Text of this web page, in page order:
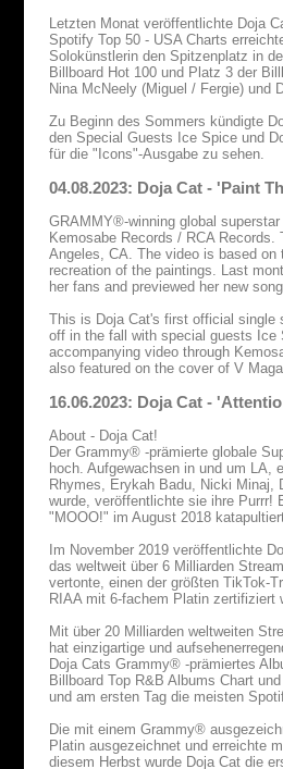
Letzten Monat veröffentlichte Doja
Spotify Top 50 - USA Charts
Solokünstlerin den Spitzenplatz in
Billboard Hot 100 und Platz 3 der
Nina McNeely (Miguel / Fergie) und
Zu Beginn des Sommers kündigte
den Special Guests Ice Spice und
für die "Icons"-Ausgabe zu sehen.
04.08.2023: Doja Cat - 'Paint
GRAMMY®-winning global
Kemosabe Records / RCA
Angeles, CA. The video is based
recreation of the paintings. Last
her fans and previewed her new
This is Doja Cat's first official single
off in the fall with special guests Ice
accompanying video through
also featured on the cover of V
16.06.2023: Doja Cat -
About - Doja Cat!
Der Grammy® -prämierte globale
hoch. Aufgewachsen in und um LA,
Rhymes, Erykah Badu, Nicki Minaj,
wurde, veröffentlichte sie ihre Purrr!
"MOOO!" im August 2018
Im November 2019 veröffentlichte
das weltweit über 6 Milliarden
vertonte, einen der größten TikTok-
RIAA mit 6-fachem Platin zertifiziert
Mit über 20 Milliarden weltweiten
hat einzigartige und
Doja Cats Grammy® -prämiertes
Billboard Top R&B Albums Chart
und am ersten Tag die meisten
Die mit einem Grammy®
Platin ausgezeichnet und erreichte
diesem Herbst wurde Doja Cat die